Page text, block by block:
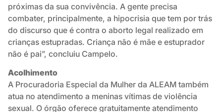
próximas da sua convivência. A gente precisa
combater, principalmente, a hipocrisia que tem por trás
do discurso que é contra o aborto legal realizado em
crianças estupradas. Criança não é mãe e estuprador
não é pai”, concluiu Campelo.
Acolhimento
A Procuradoria Especial da Mulher da ALEAM também
atua no atendimento a meninas vítimas de violência
sexual. O órgão oferece gratuitamente atendimento